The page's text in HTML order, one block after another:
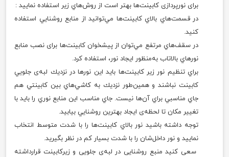
برای نورپردازی كابينت‌ها بهتر است از روش‌هاي زير استفاده نماييد :
در قسمت‌هاي بالاي كابينت‌ها مي‌توانيد از منابع روشنايي استفاده
کنید.
در سقف‌هاي مرتفع مي‌توان از پیشخوان كابينت‌ها برای نصب منابع
نور‌هاي بالاتاب به‌منظور ایجاد نور، استفاده کرد.
براي تنظيم نور زير كابينت‌ها بايد اين نور‌ها در نزديك لبه‌ی جلويي
كابينت نباشند و همين‌طور نزديك به كاشي‌هاي بين كابينتي هم
جاي مناسبي براي آن‌ها نيست. جاي مناسب اين منابع نوري را باید با
تغيير مكان تا لحظه‌ی ايجاد بهترين روشنايي بيابيد.
توجه داشته باشيد نور بالاي كابينت‌ها را با شدت متوسط انتخاب
نماييد و نور داخل‌شان را با شدت بسيار كم در نظر بگيريد.
سعی كنيد منبع روشنایی در لبه‌ی جلویی و زیرکابینت قرارداشته